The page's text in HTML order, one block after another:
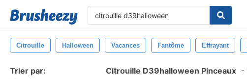
Citrouille Halloween Vacances Fantôme Effrayant
Trier par: Citrouille D39halloween Pinceaux -